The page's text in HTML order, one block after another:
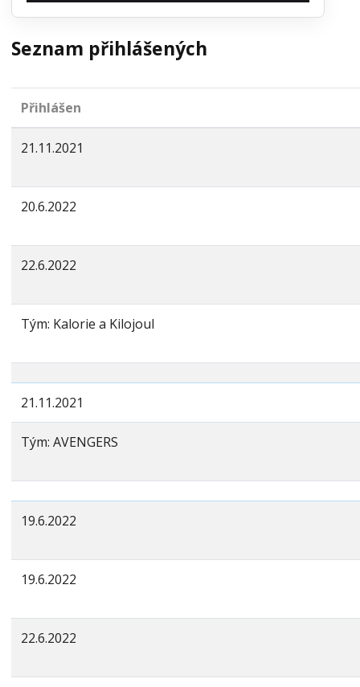
Seznam přihlášených
Přihlášen
21.11.2021
20.6.2022
22.6.2022
Tým: Kalorie a Kilojoul
21.11.2021
Tým: AVENGERS
19.6.2022
19.6.2022
22.6.2022